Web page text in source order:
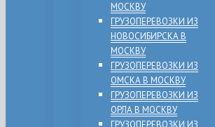
МОСКВУ
ГРУЗОПЕРЕВОЗКИ ИЗ
НОВОСИБИРСКА В
МОСКВУ
ГРУЗОПЕРЕВОЗКИ ИЗ
ОМСКА В МОСКВУ
ГРУЗОПЕРЕВОЗКИ ИЗ
ОРЛА В МОСКВУ
ГРУЗОПЕРЕВОЗКИ ИЗ